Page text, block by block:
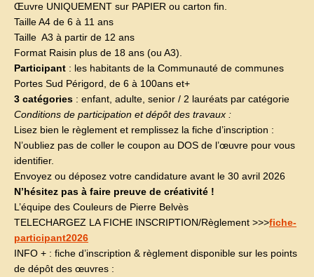
Œuvre UNIQUEMENT sur PAPIER ou carton fin.
Taille A4 de 6 à 11 ans
Taille A3 à partir de 12 ans
Format Raisin plus de 18 ans (ou A3).
Participant : les habitants de la Communauté de communes
Portes Sud Périgord, de 6 à 100ans et+
3 catégories : enfant, adulte, senior / 2 lauréats par catégorie
Conditions de participation et dépôt des travaux :
Lisez bien le règlement et remplissez la fiche d’inscription :
N’oubliez pas de coller le coupon au DOS de l’œuvre pour vous
identifier.
Envoyez ou déposez votre candidature avant le 30 avril 2026
N’hésitez pas à faire preuve de créativité !
L’équipe des Couleurs de Pierre Belvès
TELECHARGEZ LA FICHE INSCRIPTION/Règlement >>>fiche-
participant2026
INFO + : fiche d’inscription & règlement disponible sur les points
de dépôt des œuvres :